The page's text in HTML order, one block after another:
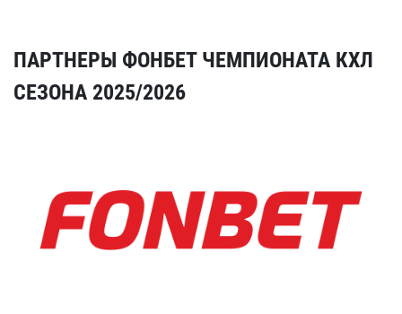
ПАРТНЕРЫ ФОНБЕТ ЧЕМПИОНАТА КХЛ
СЕЗОНА 2025/2026